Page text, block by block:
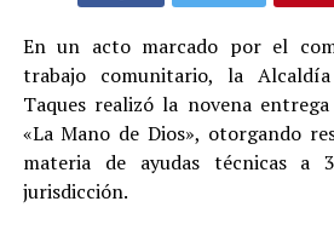
En un acto marcado por el
trabajo comunitario, la
Taques realizó la novena
«La Mano de Dios», otorgando
materia de ayudas técnicas a
jurisdicción.